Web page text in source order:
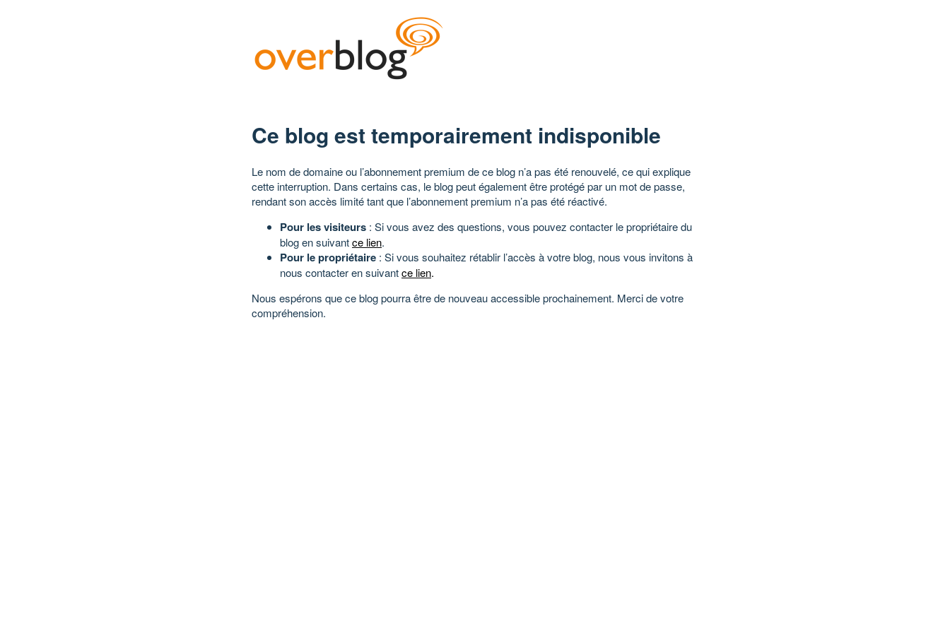
Ce blog est temporairement indisponible
Le nom de domaine ou l’abonnement premium de ce blog n’a pas été renouvelé, ce qui explique
cette interruption. Dans certains cas, le blog peut également être protégé par un mot de passe,
rendant son accès limité tant que l’abonnement premium n’a pas été réactivé.
Pour les visiteurs : Si vous avez des questions, vous pouvez contacter le propriétaire du
blog en suivantce lien.
Pour le propriétaire : Si vous souhaitez rétablir l’accès à votre blog, nous vous invitons à
nous contacter en suivantce lien.
Nous espérons que ce blog pourra être de nouveau accessible prochainement. Merci de votre
compréhension.